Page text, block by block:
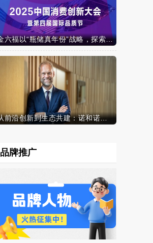
金六福以“瓶储真年份”战略，探索白酒行业价值新范式
从前沿创新到生态共建：诺和诺德参加中国发展高层论坛2026年年会，携“中国同创”新里程碑深化对华承诺
品牌推广